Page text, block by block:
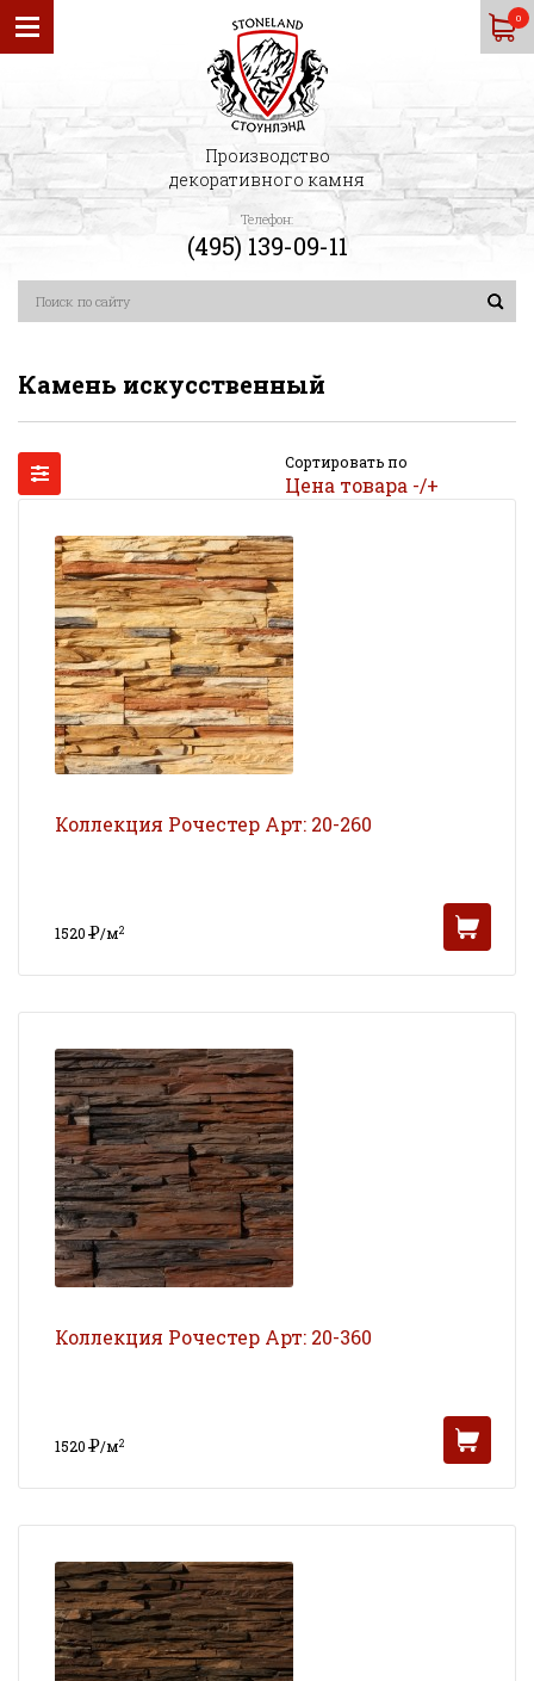
0
Производство
декоративного камня
Телефон:
(495) 139-09-11
Камень искусственный
Сортировать по
Цена товара -/+
Коллекция Рочестер Арт: 20-260
1520Р/м2
Коллекция Рочестер Арт: 20-360
1520Р/м2